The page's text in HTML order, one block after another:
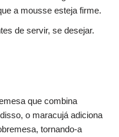
a mousse esteja firme.
de servir, se desejar.
que combina
o maracujá adiciona
tornando-a